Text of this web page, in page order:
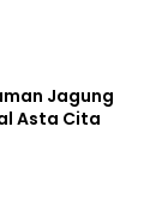
Jagung
Asta Cita